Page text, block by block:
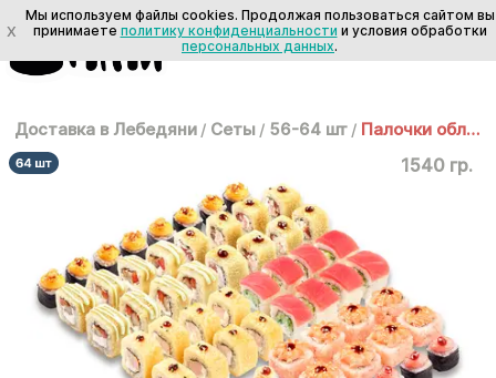
Доставка в Лебедяни / Сеты / 56-64 шт / Палочки оближешь
1540 гр.
X
Мы используем файлы cookies. Продолжая пользоваться сайтом вы
принимаете политику конфиденциальности и условия обработки
персональных данных.